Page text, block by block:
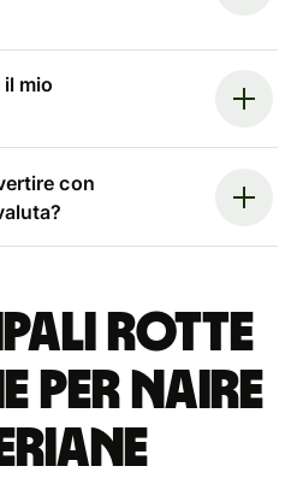
mio
con
rotte
per naire